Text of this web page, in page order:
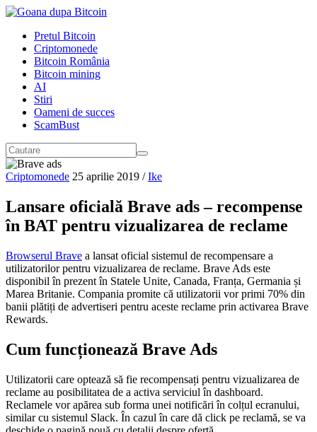
Pretul Bitcoin
Criptomonede
Bitcoin România
Bitcoin mining
AI
Stiri
Oameni de succes
ScamBust
Criptomonede 25 aprilie 2019 / Ike
Lansare oficială Brave ads – recompense
în BAT pentru vizualizarea de reclame
Browserul Brave a lansat oficial sistemul de recompensare a
utilizatorilor pentru vizualizarea de reclame. Brave Ads este
disponibil în prezent în Statele Unite, Canada, Franța, Germania și
Marea Britanie. Compania promite că utilizatorii vor primi 70% din
banii plătiți de advertiseri pentru aceste reclame prin activarea Brave
Rewards.
Cum funcționează Brave Ads
Utilizatorii care optează să fie recompensați pentru vizualizarea de
reclame au posibilitatea de a activa serviciul în dashboard.
Reclamele vor apărea sub forma unei notificări în colțul ecranului,
similar cu sistemul Slack. În cazul în care dă click pe reclamă, se va